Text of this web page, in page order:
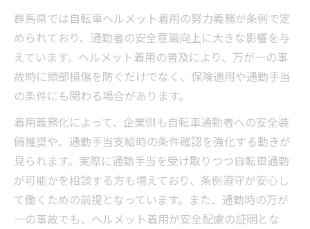
群馬県では自転車ヘルメット着用の努力義務が条例で定
められており、通勤者の安全意識向上に大きな影響を与
えています。ヘルメット着用の普及により、万が一の事
故時に頭部損傷を防ぐだけでなく、保険適用や通勤手当
の条件にも関わる場合があります。
着用義務化によって、企業側も自転車通勤者への安全装
備推奨や、通勤手当支給時の条件確認を強化する動きが
見られます。実際に通勤手当を受け取りつつ自転車通勤
が可能かを相談する方も増えており、条例遵守が安心し
て働くための前提となっています。また、通勤時の万が
一の事故でも、ヘルメット着用が安全配慮の証明とな